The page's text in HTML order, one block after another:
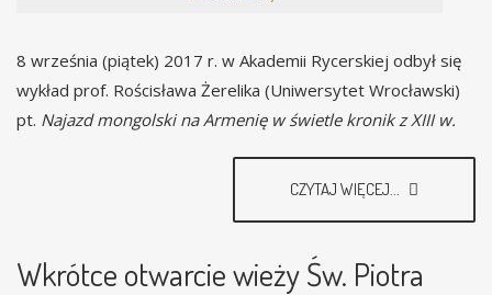
8 września (piątek) 2017 r. w Akademii Rycerskiej odbył się
wykład prof. Rościsława Żerelika (Uniwersytet Wrocławski)
pt. Najazd mongolski na Armenię w świetle kronik z XIII w.
CZYTAJ WIĘCEJ...
Wkrótce otwarcie wieży Św. Piotra